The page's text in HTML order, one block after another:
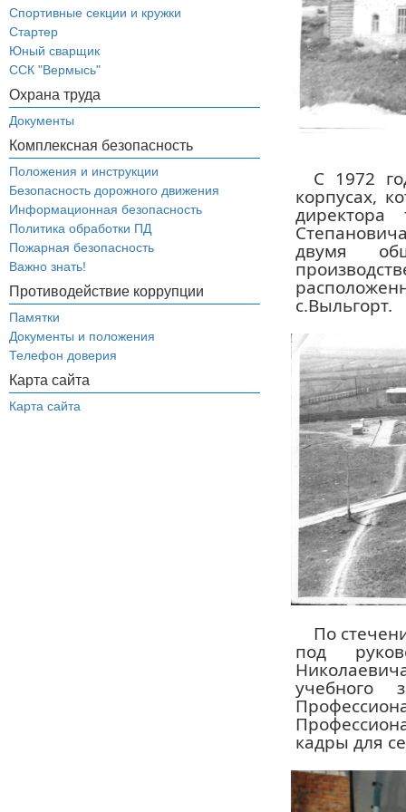
Спортивные секции и кружки
Стартер
Юный сварщик
ССК "Вермысь"
Охрана труда
Документы
Комплексная безопасность
Положения и инструкции
Безопасность дорожного движения
Информационная безопасность
Политика обработки ПД
Пожарная безопасность
Важно знать!
Противодействие коррупции
Памятки
Документы и положения
Телефон доверия
Карта сайта
Карта сайта
С 1972
корпусах,
директора
двумя
с.Выльгорт.
По
под
учебного
кадры для